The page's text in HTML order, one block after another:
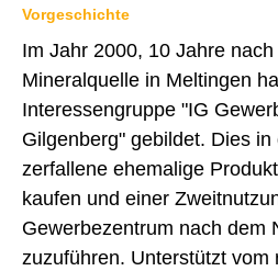
Inhalt
Kontakt
Impressum
Datenschutz
Druckansicht
Vorgeschichte
Im Jahr 2000, 10 Jahre
Mineralquelle in Meltingen
Interessengruppe "IG
Gilgenberg" gebildet. Dies
zerfallene ehemalige
kaufen und einer
Gewerbezentrum nach dem
zuzuführen. Unterstützt vom